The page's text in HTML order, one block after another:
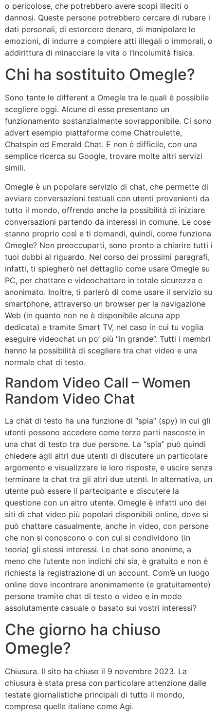
o pericolose, che potrebbero avere scopi illeciti o
dannosi. Queste persone potrebbero cercare di rubare i
dati personali, di estorcere denaro, di manipolare le
emozioni, di indurre a compiere atti illegali o immorali, o
addirittura di minacciare la vita o l’incolumità fisica.
Chi ha sostituito Omegle?
Sono tante le different a Omegle tra le quali è possibile
scegliere oggi. Alcune di esse presentano un
funzionamento sostanzialmente sovrapponibile. Ci sono
advert esempio piattaforme come Chatroulette,
Chatspin ed Emerald Chat. E non è difficile, con una
semplice ricerca su Google, trovare molte altri servizi
simili.
Omegle è un popolare servizio di chat, che permette di
avviare conversazioni testuali con utenti provenienti da
tutto il mondo, offrendo anche la possibilità di iniziare
conversazioni partendo da interessi in comune. Le cose
stanno proprio così e ti domandi, quindi, come funziona
Omegle? Non preoccuparti, sono pronto a chiarire tutti i
tuoi dubbi al riguardo. Nel corso dei prossimi paragrafi,
infatti, ti spiegherò nel dettaglio come usare Omegle su
PC, per chattare e videochattare in totale sicurezza e
anonimato. Inoltre, ti parlerò di come usare il servizio su
smartphone, attraverso un browser per la navigazione
Web (in quanto non ne è disponibile alcuna app
dedicata) e tramite Smart TV, nel caso in cui tu voglia
eseguire videochat un po’ più “in grande”. Tutti i membri
hanno la possibilità di scegliere tra chat video e una
normale chat di testo.
Random Video Call – Women
Random Video Chat
La chat di testo ha una funzione di “spia” (spy) in cui gli
utenti possono accedere come terze parti nascoste in
una chat di testo tra due persone. La “spia” può quindi
chiedere agli altri due utenti di discutere un particolare
argomento e visualizzare le loro risposte, e uscire senza
terminare la chat tra gli altri due utenti. In alternativa, un
utente può essere il partecipante e discutere la
questione con un altro utente. Omegle è infatti uno dei
siti di chat video più popolari disponibili online, dove si
può chattare casualmente, anche in video, con persone
che non si conoscono o con cui si condividono (in
teoria) gli stessi interessi. Le chat sono anonime, a
meno che l’utente non indichi chi sia, è gratuito e non è
richiesta la registrazione di un account. Com’è un luogo
online dove incontrare anonimamente (e gratuitamente)
persone tramite chat di testo o video e in modo
assolutamente casuale o basato sui vostri interessi?
Che giorno ha chiuso
Omegle?
Chiusura. Il sito ha chiuso il 9 novembre 2023. La
chiusura è stata presa con particolare attenzione dalle
testate giornalistiche principali di tutto il mondo,
comprese quelle italiane come Agi.